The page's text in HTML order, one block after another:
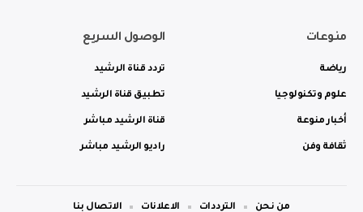
منوعات
رياضة
علوم وتكنولوجيا
أخبار منوعة
ثقافة وفن
الوصول السريع
تردد قناة الرشيد
تطبيق قناة الرشيد
قناة الرشيد مباشر
راديو الرشيد مباشر
من نحن الترددات الاعلانات الاتصال بنا